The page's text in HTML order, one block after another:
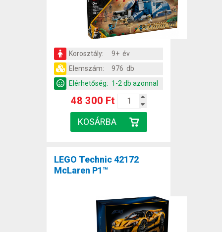
Korosztály:
9+ év
Elemszám:
976 db
Elérhetőség: 1-2 db azonnal
48 300 Ft
LEGO Technic 42172
McLaren P1™